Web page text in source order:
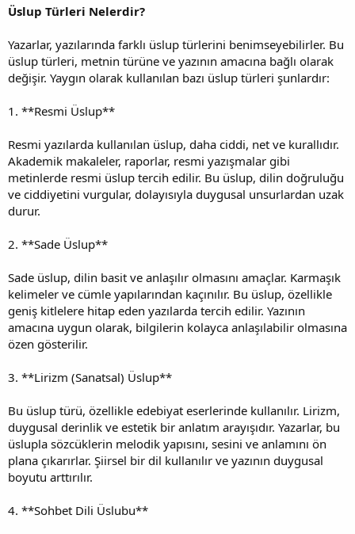
Üslup Türleri Nelerdir?
Yazarlar, yazılarında farklı üslup türlerini benimseyebilirler. Bu
üslup türleri, metnin türüne ve yazının amacına bağlı olarak
değişir. Yaygın olarak kullanılan bazı üslup türleri şunlardır:
1. **Resmi Üslup**
Resmi yazılarda kullanılan üslup, daha ciddi, net ve kurallıdır.
Akademik makaleler, raporlar, resmi yazışmalar gibi
metinlerde resmi üslup tercih edilir. Bu üslup, dilin doğruluğu
ve ciddiyetini vurgular, dolayısıyla duygusal unsurlardan uzak
durur.
2. **Sade Üslup**
Sade üslup, dilin basit ve anlaşılır olmasını amaçlar. Karmaşık
kelimeler ve cümle yapılarından kaçınılır. Bu üslup, özellikle
geniş kitlelere hitap eden yazılarda tercih edilir. Yazının
amacına uygun olarak, bilgilerin kolayca anlaşılabilir olmasına
özen gösterilir.
3. **Lirizm (Sanatsal) Üslup**
Bu üslup türü, özellikle edebiyat eserlerinde kullanılır. Lirizm,
duygusal derinlik ve estetik bir anlatım arayışıdır. Yazarlar, bu
üslupla sözcüklerin melodik yapısını, sesini ve anlamını ön
plana çıkarırlar. Şiirsel bir dil kullanılır ve yazının duygusal
boyutu arttırılır.
4. **Sohbet Dili Üslubu**